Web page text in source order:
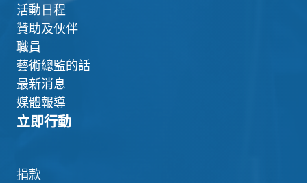
活動日程
贊助及伙伴
職員
藝術總監的話
最新消息
媒體報導
立即行動
捐款